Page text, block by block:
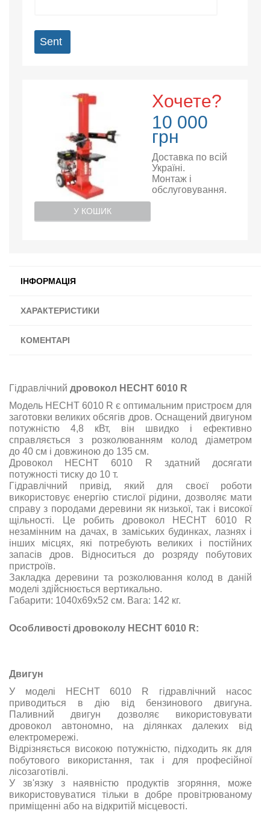
Sent
Хочете?
10 000
грн
Доставка по всій
Україні.
Монтаж і
обслуговування.
У КОШИК
ІНФОРМАЦІЯ
ХАРАКТЕРИСТИКИ
КОМЕНТАРІ
Гідравлічний дровокол HECHT 6010 R
Модель HECHT 6010 R є оптимальним пристроєм для
заготовки великих обсягів дров. Оснащений двигуном
потужністю 4,8 кВт, він швидко і ефективно
справляється з розколюванням колод діаметром
до 40 см і довжиною до 135 см.
Дровокол HECHT 6010 R здатний досягати
потужності тиску до 10 т.
Гідравлічний привід, який для своєї роботи
використовує енергію стислої рідини, дозволяє мати
справу з породами деревини як низької, так і високої
щільності. Це робить дровокол HECHT 6010 R
незамінним на дачах, в заміських будинках, лазнях і
інших місцях, які потребують великих і постійних
запасів дров. Відноситься до розряду побутових
пристроїв.
Закладка деревини та розколювання колод в даній
моделі здійснюється вертикально.
Габарити: 1040х69х52 см. Вага: 142 кг.
Особливості дровоколу HECHT 6010 R:
Двигун
У моделі HECHT 6010 R гідравлічний насос
приводиться в дію від бензинового двигуна.
Паливний двигун дозволяє використовувати
дровокол автономно, на ділянках далеких від
електромережі.
Відрізняється високою потужністю, підходить як для
побутового використання, так і для професійної
лісозаготівлі.
У зв'язку з наявністю продуктів згоряння, може
використовуватися тільки в добре провітрюваному
приміщенні або на відкритій місцевості.